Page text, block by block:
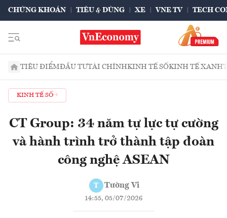
CHỨNG KHOÁN TIÊU & DÙNG XE VNE TV TECH
TIÊU ĐIỂMĐẦU TƯTÀI CHÍNHKINH TẾ SỐKINH TẾ XANH
KINH TẾ SỐ
CT Group: 34 năm tự lực tự cường
và hành trình trở thành tập đoàn
công nghệ ASEAN
T Tường Vi
14:55, 05/07/2026